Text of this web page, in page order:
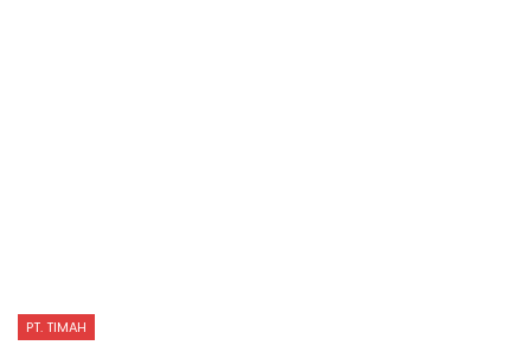
PT. TIMAH